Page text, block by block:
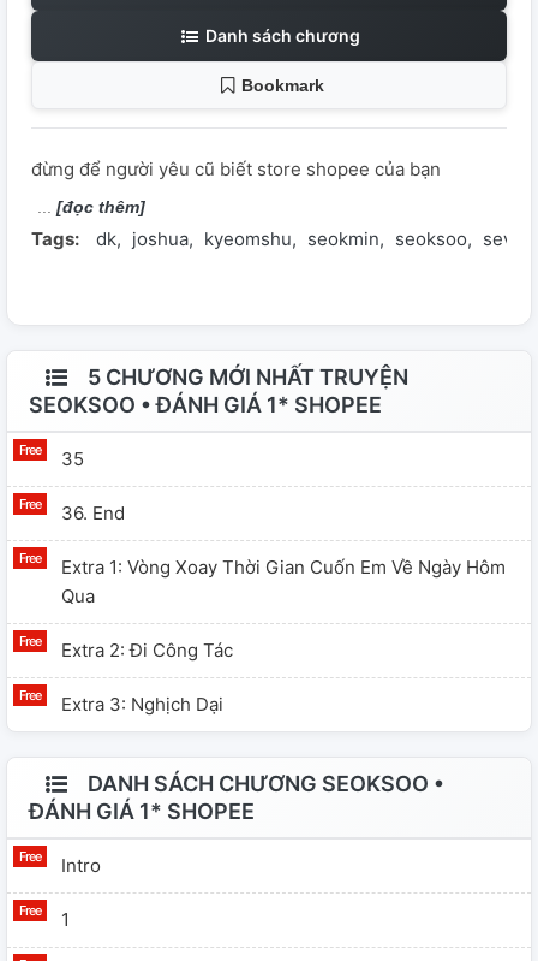
Danh sách chương
Bookmark
đừng để người yêu cũ biết store shopee của bạn
[đọc thêm]
Tags: dk joshua kyeomshu seokmin seoksoo
5 CHƯƠNG MỚI NHẤT TRUYỆN
SEOKSOO • ĐÁNH GIÁ 1* SHOPEE
35
36. End
Extra 1: Vòng Xoay Thời Gian Cuốn Em Về Ngày Hôm
Qua
Extra 2: Đi Công Tác
Extra 3: Nghịch Dại
DANH SÁCH CHƯƠNG SEOKSOO •
ĐÁNH GIÁ 1* SHOPEE
Intro
1